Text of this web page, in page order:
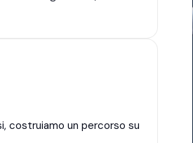
costruiamo un percorso su